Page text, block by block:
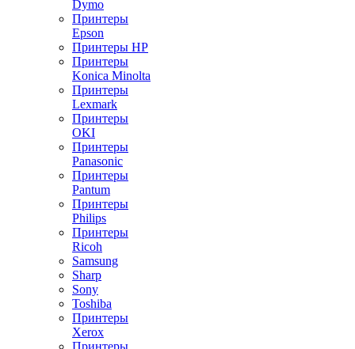
Dymo
Принтеры
Epson
Принтеры HP
Принтеры
Konica Minolta
Принтеры
Lexmark
Принтеры
OKI
Принтеры
Panasonic
Принтеры
Pantum
Принтеры
Philips
Принтеры
Ricoh
Samsung
Sharp
Sony
Toshiba
Принтеры
Xerox
Принтеры